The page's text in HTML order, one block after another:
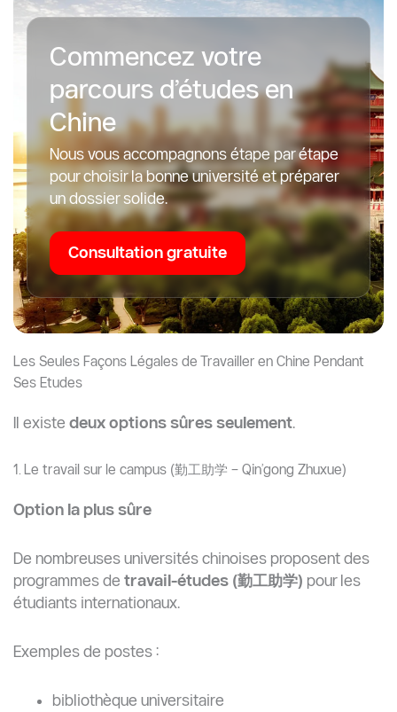
Commencez votre
parcours d’études en
Chine
Nous vous accompagnons étape par étape
pour choisir la bonne université et préparer
un dossier solide.
Consultation gratuite
Les Seules Façons Légales de Travailler en Chine Pendant
Ses Etudes
Il existe deux options sûres seulement
1. Le travail sur le campus (勤工助学 – Qin’gong Zhuxue)
Option la plus sûre
De nombreuses universités chinoises proposent des
programmes de travail-études (勤工助学) pour les
étudiants internationaux.
Exemples de postes :
bibliothèque universitaire